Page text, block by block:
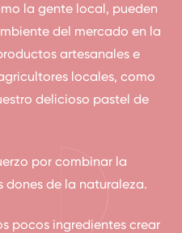
la gente local, pueden
del mercado en la
artesanales e
locales, como
delicioso pastel de
por combinar la
de la naturaleza.
pocos ingredientes crear